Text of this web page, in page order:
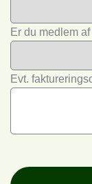
Er du medlem
Evt.